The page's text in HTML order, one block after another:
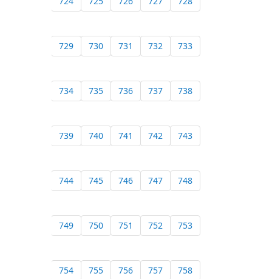
729 730 731 732 733
734 735 736 737 738
739 740 741 742 743
744 745 746 747 748
749 750 751 752 753
754 755 756 757 758